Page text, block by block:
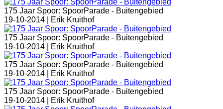
175 Jaar Spoor: SpoorParade - Buitengebied
19-10-2014 |
Erik Kruithof
175 Jaar Spoor: SpoorParade - Buitengebied
19-10-2014 |
Erik Kruithof
175 Jaar Spoor: SpoorParade - Buitengebied
19-10-2014 |
Erik Kruithof
175 Jaar Spoor: SpoorParade - Buitengebied
19-10-2014 |
Erik Kruithof